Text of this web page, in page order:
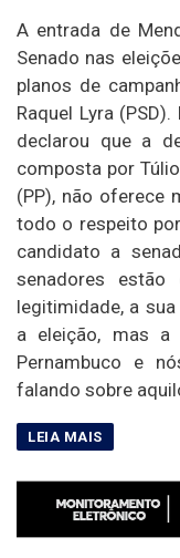
A entrada de
Senado nas
planos de
Raquel Lyra
declarou que a
composta por
(PP), não oferece
todo o respeito
candidato a
senadores
legitimidade, a
a eleição, mas a
Pernambuco e
falando sobre